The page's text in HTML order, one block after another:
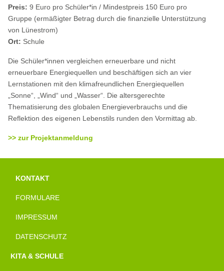
Preis:9 Euro pro Schüler*in / Mindestpreis 150 Euro pro
Gruppe (ermäßigter Betrag durch die finanzielle Unterstützung
von Lünestrom)
Ort: Schule
Die Schüler*innen vergleichen erneuerbare und nicht
erneuerbare Energiequellen und beschäftigen sich an vier
Lernstationen mit den klimafreundlichen Energiequellen
„Sonne“, „Wind“ und „Wasser“. Die altersgerechte
Thematisierung des globalen Energieverbrauchs und die
Reflektion des eigenen Lebenstils runden den Vormittag ab.
>> zur Projektanmeldung
KONTAKT
FORMULARE
IMPRESSUM
DATENSCHUTZ
KITA & SCHULE